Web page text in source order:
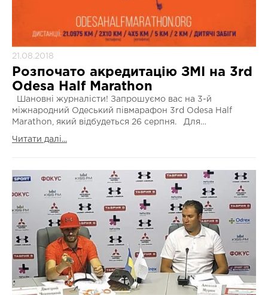
21.08.2018
Розпочато акредитацію ЗМІ на 3rd
Odesa Half Marathon
Шановні журналісти! Запрошуємо вас на 3-й
міжнародний Одеський півмарафон 3rd Odesa Half
Marathon, який відбудеться 26 серпня. Для…
Читати далі...